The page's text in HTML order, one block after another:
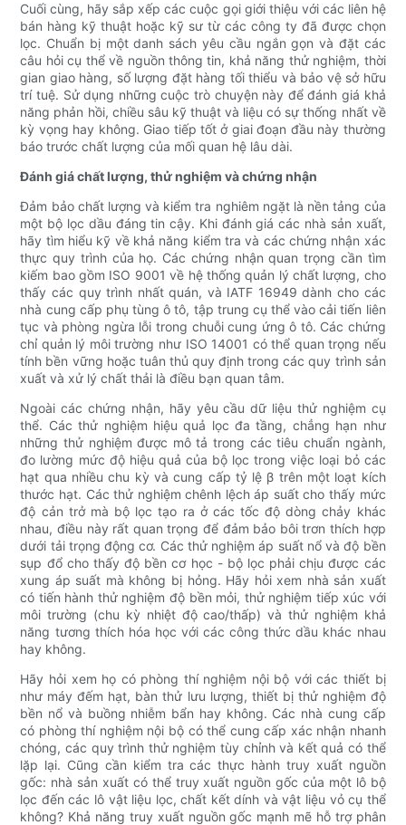
Cuối cùng, hãy sắp xếp các cuộc gọi giới thiệu với các liên hệ
bán hàng kỹ thuật hoặc kỹ sư từ các công ty đã được chọn
lọc. Chuẩn bị một danh sách yêu cầu ngắn gọn và đặt các
câu hỏi cụ thể về nguồn thông tin, khả năng thử nghiệm, thời
gian giao hàng, số lượng đặt hàng tối thiểu và bảo vệ sở hữu
trí tuệ. Sử dụng những cuộc trò chuyện này để đánh giá khả
năng phản hồi, chiều sâu kỹ thuật và liệu có sự thống nhất về
kỳ vọng hay không. Giao tiếp tốt ở giai đoạn đầu này thường
báo trước chất lượng của mối quan hệ lâu dài.
Đánh giá chất lượng, thử nghiệm và chứng nhận
Đảm bảo chất lượng và kiểm tra nghiêm ngặt là nền tảng của
một bộ lọc dầu đáng tin cậy. Khi đánh giá các nhà sản xuất,
hãy tìm hiểu kỹ về khả năng kiểm tra và các chứng nhận xác
thực quy trình của họ. Các chứng nhận quan trọng cần tìm
kiếm bao gồm ISO 9001 về hệ thống quản lý chất lượng, cho
thấy các quy trình nhất quán, và IATF 16949 dành cho các
nhà cung cấp phụ tùng ô tô, tập trung cụ thể vào cải tiến liên
tục và phòng ngừa lỗi trong chuỗi cung ứng ô tô. Các chứng
chỉ quản lý môi trường như ISO 14001 có thể quan trọng nếu
tính bền vững hoặc tuân thủ quy định trong các quy trình sản
xuất và xử lý chất thải là điều bạn quan tâm.
Ngoài các chứng nhận, hãy yêu cầu dữ liệu thử nghiệm cụ
thể. Các thử nghiệm hiệu quả lọc đa tầng, chẳng hạn như
những thử nghiệm được mô tả trong các tiêu chuẩn ngành,
đo lường mức độ hiệu quả của bộ lọc trong việc loại bỏ các
hạt qua nhiều chu kỳ và cung cấp tỷ lệ β trên một loạt kích
thước hạt. Các thử nghiệm chênh lệch áp suất cho thấy mức
độ cản trở mà bộ lọc tạo ra ở các tốc độ dòng chảy khác
nhau, điều này rất quan trọng để đảm bảo bôi trơn thích hợp
dưới tải trọng động cơ. Các thử nghiệm áp suất nổ và độ bền
sụp đổ cho thấy độ bền cơ học - bộ lọc phải chịu được các
xung áp suất mà không bị hỏng. Hãy hỏi xem nhà sản xuất
có tiến hành thử nghiệm độ bền mỏi, thử nghiệm tiếp xúc với
môi trường (chu kỳ nhiệt độ cao/thấp) và thử nghiệm khả
năng tương thích hóa học với các công thức dầu khác nhau
hay không.
Hãy hỏi xem họ có phòng thí nghiệm nội bộ với các thiết bị
như máy đếm hạt, bàn thử lưu lượng, thiết bị thử nghiệm độ
bền nổ và buồng nhiễm bẩn hay không. Các nhà cung cấp
có phòng thí nghiệm nội bộ có thể cung cấp xác nhận nhanh
chóng, các quy trình thử nghiệm tùy chỉnh và kết quả có thể
lặp lại. Cũng cần kiểm tra các thực hành truy xuất nguồn
gốc: nhà sản xuất có thể truy xuất nguồn gốc của một lô bộ
lọc đến các lô vật liệu lọc, chất kết dính và vật liệu vỏ cụ thể
không? Khả năng truy xuất nguồn gốc mạnh mẽ hỗ trợ phân